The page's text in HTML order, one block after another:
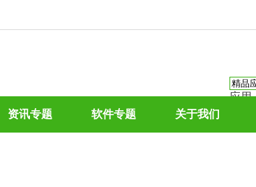
应用
资讯专题 软件专题 关于我们